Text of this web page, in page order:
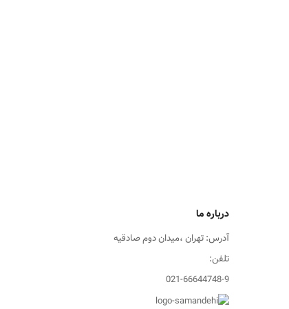
درباره ما
آدرس: تهران ،میدان دوم صادقیه
تلفن:
021-66644748-9